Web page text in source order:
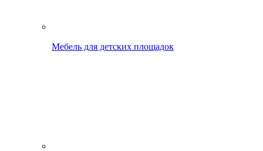
Мебель для детских площадок